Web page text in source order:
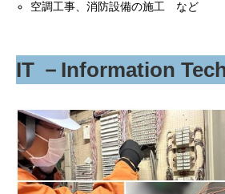
空調工事、消防設備の施工 など
IT －Information